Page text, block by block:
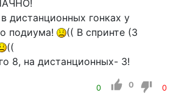
дистанционных гонках у
подиума!
(( В спринте (3
((
8, на дистанционных- 3!
0 0 0